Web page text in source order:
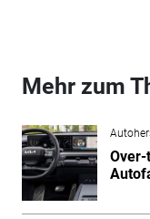
Mehr zum